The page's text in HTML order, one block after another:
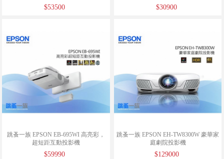
$53500 $30900
跳蚤一族 EPSON EB-695WI 高亮彩，
超短距互動投影機
$59990
跳蚤一族 EPSON EH-TW8300W 豪華家
庭劇院投影機
$129000